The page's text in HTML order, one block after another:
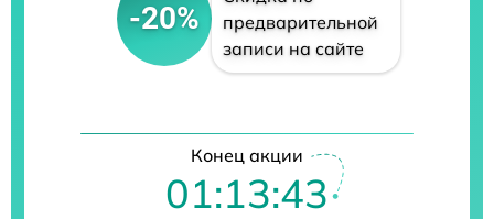
-20%
предварительной
записи на сайте
Конец акции
01:13:42